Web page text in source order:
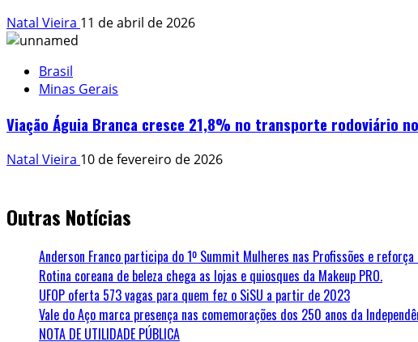
Natal Vieira 11 de abril de 2026
Brasil
Minas Gerais
Viação Águia Branca cresce 21,8% no transporte rodoviário
Natal Vieira 10 de fevereiro de 2026
Outras Notícias
Anderson Franco participa do 1º Summit Mulheres nas Profissões e
Rotina coreana de beleza chega as lojas e quiosques da Makeup PRO.
UFOP oferta 573 vagas para quem fez o SiSU a partir de 2023
Vale do Aço marca presença nas comemorações dos 250 anos da
NOTA DE UTILIDADE PÚBLICA